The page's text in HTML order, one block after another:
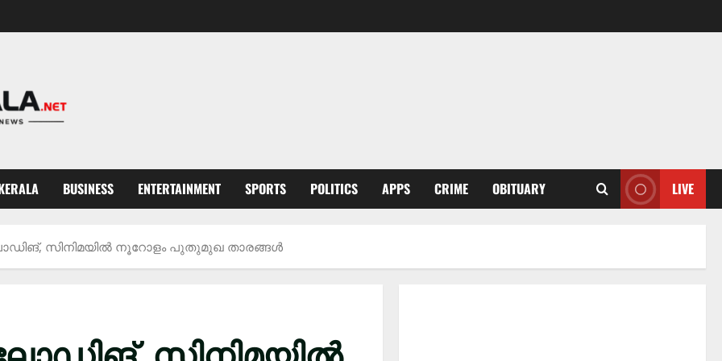
BUSINESS ENTERTAINMENT SPORTS POLITICS APPS CRIME OBITUARY LIVE
സിനിമയിൽ നൂറോളം പുതുമുഖ താരങ്ങൾ